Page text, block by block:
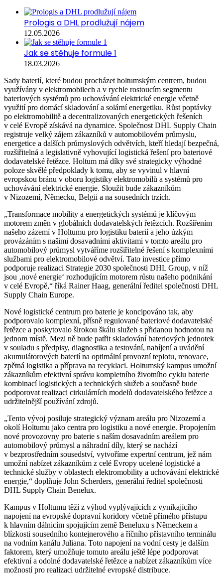
Prologis a DHL prodlužují nájem
12.05.2026
Jak se stěhuje formule 1
18.03.2026
Sady baterií, které budou procházet holtumským centrem, budou
využívány v elektromobilech a v rychle rostoucím segmentu
bateriových systémů pro uchovávání elektrické energie včetně
využití pro domácí skladování a solární energetiku. Růst poptávky
po elektromobilitě a decentralizovaných energetických řešeních
v celé Evropě získává na dynamice. Společnost DHL Supply Chain
registruje velký zájem zákazníků v automobilovém průmyslu,
energetice a dalších průmyslových odvětvích, kteří hledají bezpečná,
rozšiřitelná a legislativně vyhovující logistická řešení pro bateriové
dodavatelské řetězce. Holtum má díky své strategicky výhodné
poloze skvělé předpoklady k tomu, aby se vyvinul v hlavní
evropskou bránu v oboru logistiky elektromobilů a systémů pro
uchovávání elektrické energie. Sloužit bude zákazníkům
v Nizozemí, Německu, Belgii a na sousedních trzích.
„Transformace mobility a energetických systémů je klíčovým
motorem změn v globálních dodavatelských řetězcích. Rozšířením
našeho zázemí v Holtumu pro logistiku baterií a jeho úzkým
provázáním s našimi dosavadními aktivitami v tomto areálu pro
automobilový průmysl vytváříme rozšiřitelné řešení s komplexními
službami pro elektromobilové odvětví. Tato investice přímo
podporuje realizaci Strategie 2030 společnosti DHL Group, v níž
jsou ‚nové energie‘ rozhodujícím motorem růstu našeho podnikání
v celé Evropě,“ říká Rainer Haag, generální ředitel společnosti DHL
Supply Chain Europe.
Nové logistické centrum pro baterie je koncipováno tak, aby
podporovalo komplexní, přísně regulované bateriové dodavatelské
řetězce a poskytovalo širokou škálu služeb s přidanou hodnotou na
jednom místě. Mezi ně bude patřit skladování bateriových jednotek
v souladu s předpisy, diagnostika a testování, nabíjení a uvádění
akumulátorových baterií na optimální provozní teplotu, renovace,
zpětná logistika a příprava na recyklaci. Holtumský kampus umožní
zákazníkům efektivní správu kompletního životního cyklu baterie
kombinací logistických a technických služeb a současně bude
podporovat realizaci cirkulárních modelů dodavatelského řetězce a
udržitelnější používání zdrojů.
„Tento vývoj posiluje strategický význam areálu pro Nizozemí a
okolí Holtumu jako centra pro logistiku a nové energie. Propojením
nové provozovny pro baterie s naším dosavadním areálem pro
automobilový průmysl a náhradní díly, který se nachází
v bezprostředním sousedství, vytvoříme expertní centrum, jež nám
umožní nabízet zákazníkům z celé Evropy ucelené logistické a
technické služby v oblastech elektromobility a uchovávání elektrické
energie,“ doplňuje John Scherders, generální ředitel společnosti
DHL Supply Chain Benelux.
Kampus v Holtumu těží z výhod vyplývajících z vynikajícího
napojení na evropské dopravní koridory včetně přímého přístupu
k hlavním dálnicím spojujícím země Beneluxu s Německem a
blízkosti sousedního kontejnerového a říčního přístavního terminálu
na vodním kanálu Juliana. Toto napojení na vodní cesty je dalším
faktorem, který umožňuje tomuto areálu ještě lépe podporovat
efektivní a odolné dodavatelské řetězce a nabízet zákazníkům více
možností pro realizaci udržitelné evropské distribuce.